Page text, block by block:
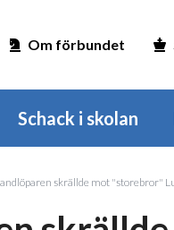
Om förbundet
Schack i skolan
skrällde mot "storebror"